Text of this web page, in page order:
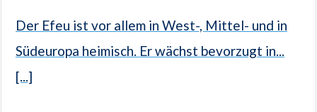
Der Efeu ist vor allem in West-, Mittel- und in
Südeuropa heimisch. Er wächst bevorzugt in...
[...]